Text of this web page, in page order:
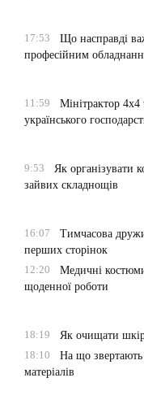
17:53
Що насправді
професійним
11:59
Мінітрактор
українського
9:53
Як організувати
зайвих складнощів
16:07
Тимчасова
перших сторінок
12:20
Медичні
щоденної роботи
18:19
Як очищати
18:10
На що звертають
матеріалів